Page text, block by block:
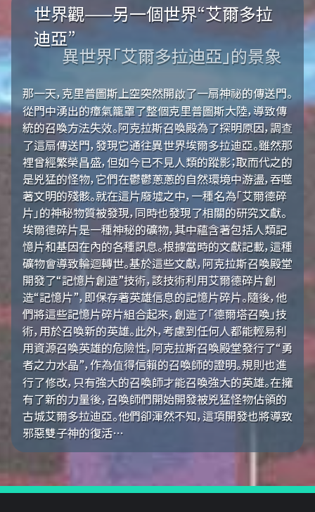
世界觀——另一個世界“艾爾多拉
迪亞”
異世界「艾爾多拉迪亞」的景象
那一天，克里普圖斯上空突然開啟了一扇神祕的傳送門。
從門中湧出的瘴氣籠罩了整個克里普圖斯大陸，導致傳
統的召喚方法失效。阿克拉斯召喚殿為了探明原因，調查
了這扇傳送門，發現它通往異世界埃爾多拉迪亞。雖然那
裡曾經繁榮昌盛，但如今已不見人類的蹤影；取而代之的
是兇猛的怪物，它們在鬱鬱蔥蔥的自然環境中游盪，吞噬
著文明的殘骸。就在這片廢墟之中，一種名為「艾爾德碎
片」的神秘物質被發現，同時也發現了相關的研究文獻。
埃爾德碎片是一種神秘的礦物，其中蘊含著包括人類記
憶片和基因在內的各種訊息。根據當時的文獻記載，這種
礦物會導致輪迴轉世。基於這些文獻，阿克拉斯召喚殿堂
開發了“記憶片創造”技術，該技術利用艾爾德碎片創
造“記憶片”，即保存著英雄信息的記憶片碎片。隨後，他
們將這些記憶片碎片組合起來，創造了「德爾塔召喚」技
術，用於召喚新的英雄。此外，考慮到任何人都能輕易利
用資源召喚英雄的危險性，阿克拉斯召喚殿堂發行了“勇
者之力水晶”，作為值得信賴的召喚師的證明。規則也進
行了修改，只有強大的召喚師才能召喚強大的英雄。在擁
有了新的力量後，召喚師們開始開發被兇猛怪物佔領的
古城艾爾多拉迪亞。他們卻渾然不知，這項開發也將導致
邪惡雙子神的復活…